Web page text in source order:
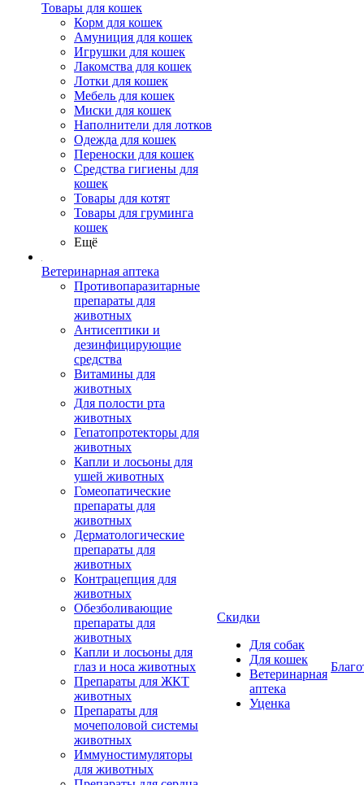
Товары для кошек
Корм для кошек
Амуниция для кошек
Игрушки для кошек
Лакомства для кошек
Лотки для кошек
Мебель для кошек
Миски для кошек
Наполнители для лотков
Одежда для кошек
Переноски для кошек
Средства гигиены для
кошек
Товары для котят
Товары для груминга
кошек
Ещё
Ветеринарная аптека
Противопаразитарные
препараты для
животных
Антисептики и
дезинфицирующие
средства
Витамины для
животных
Для полости рта
животных
Гепатопротекторы для
животных
Капли и лосьоны для
ушей животных
Гомеопатические
препараты для
животных
Дерматологические
препараты для
животных
Контрацепция для
животных
Обезболивающие
препараты для
животных
Капли и лосьоны для
глаз и носа животных
Препараты для ЖКТ
животных
Препараты для
мочеполовой системы
животных
Иммуностимуляторы
для животных
Скидки
Для собак
Для кошек
Ветеринарная
аптека
Уценка